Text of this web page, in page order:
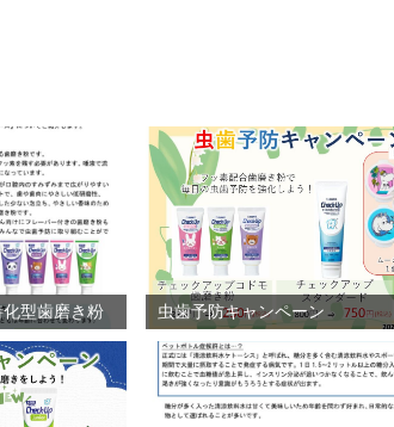
化型歯磨き粉 虫歯予防キャンペーン